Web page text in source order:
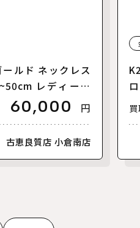
ルド ネックレス
レディース
60,000 円
古恵良質店 小倉南店